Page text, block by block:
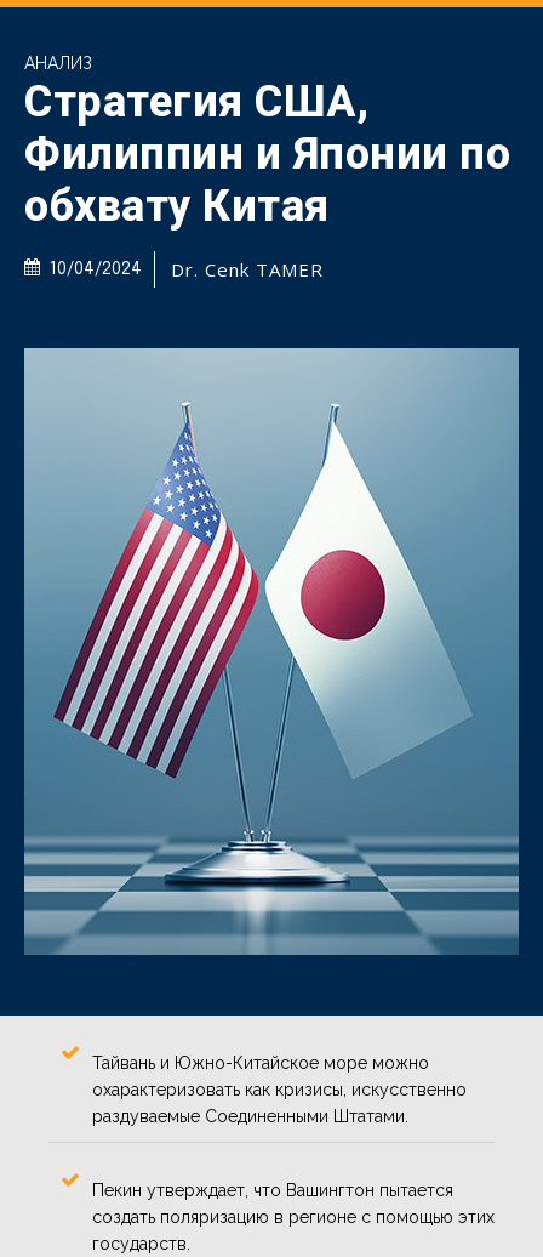
АНАЛИЗ
Стратегия США,
Филиппин и Японии по
обхвату Китая
10/04/2024 Dr. Cenk TAMER
Тайвань и Южно-Китайское море можно
охарактеризовать как кризисы, искусственно
раздуваемые Соединенными Штатами.
Пекин утверждает, что Вашингтон пытается
создать поляризацию в регионе с помощью этих
государств.